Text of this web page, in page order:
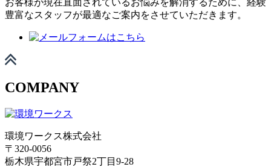
豊富なスタッフが最適なご案内をさせていただきます。
COMPANY
環境ワークス株式会社
〒320-0056
栃木県宇都宮市戸祭2丁目9-28